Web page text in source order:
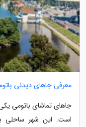
معرفی جاهای دیدنی
جاهای تماشای باتومی
است. این شهر ساحلی